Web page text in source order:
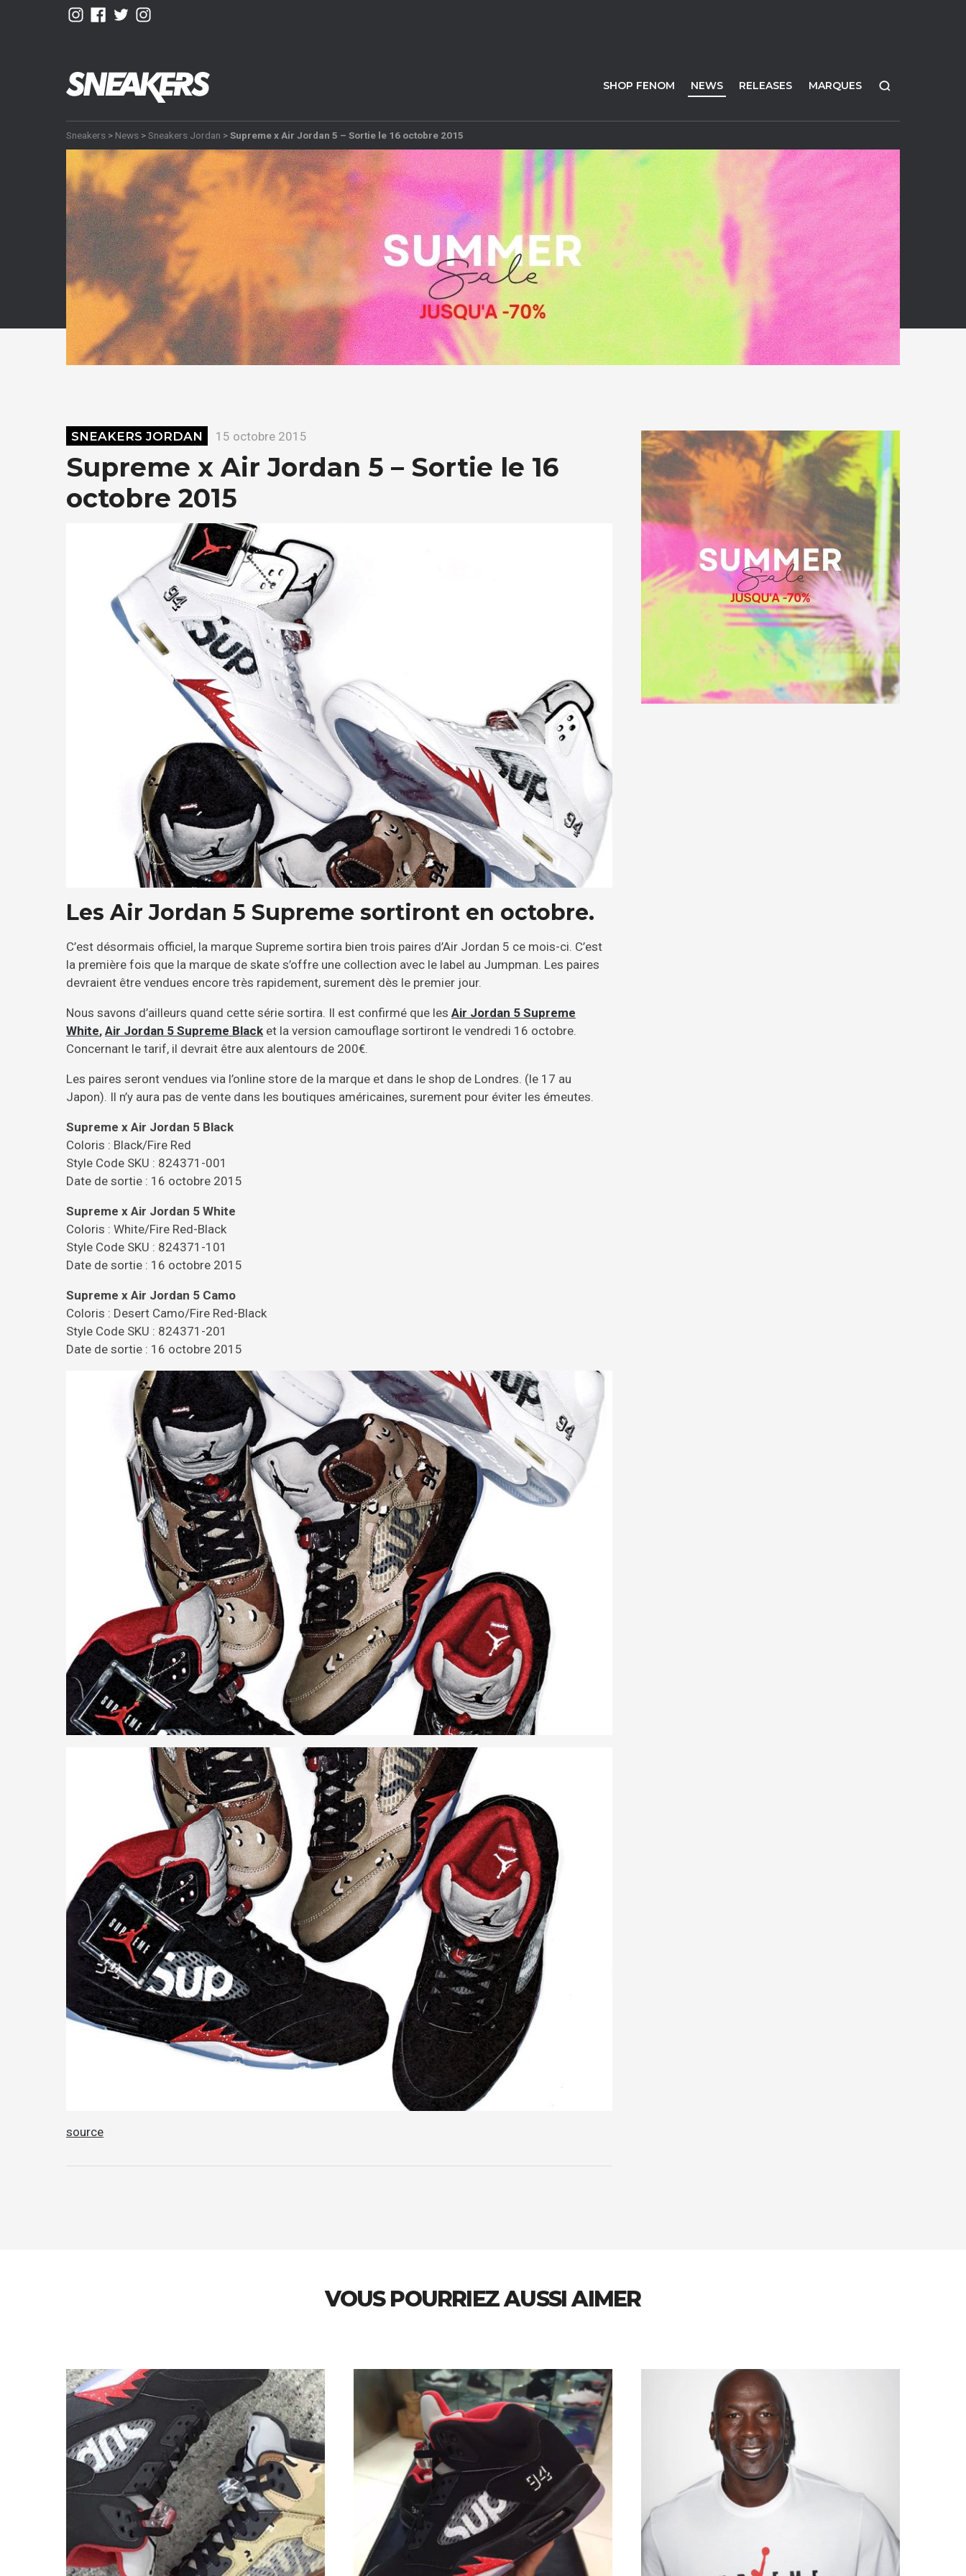
SHOP FENOM NEWS RELEASES MARQUES
Sneakers > News >Sneakers Jordan >Supreme x Air Jordan 5 – Sortie le 16 octobre 2015
SNEAKERS JORDAN 15 octobre 2015
Supreme x Air Jordan 5 – Sortie le 16
octobre 2015
Les Air Jordan 5 Supreme sortiront en octobre.
C’est désormais officiel, la marque Supreme sortira bien trois paires d’Air Jordan 5 ce mois-ci. C’est
la première fois que la marque de skate s’offre une collection avec le label au Jumpman. Les paires
devraient être vendues encore très rapidement, surement dès le premier jour.
Nous savons d’ailleurs quand cette série sortira. Il est confirmé que les Air Jordan 5 Supreme
White, Air Jordan 5 Supreme Black et la version camouflage sortiront le vendredi 16 octobre.
Concernant le tarif, il devrait être aux alentours de 200€.
Les paires seront vendues via l’online store de la marque et dans le shop de Londres. (le 17 au
Japon). Il n’y aura pas de vente dans les boutiques américaines, surement pour éviter les émeutes.
Supreme x Air Jordan 5 Black
Coloris : Black/Fire Red
Style Code SKU : 824371-001
Date de sortie : 16 octobre 2015
Supreme x Air Jordan 5 White
Coloris : White/Fire Red-Black
Style Code SKU : 824371-101
Date de sortie : 16 octobre 2015
Supreme x Air Jordan 5 Camo
Coloris : Desert Camo/Fire Red-Black
Style Code SKU : 824371-201
Date de sortie : 16 octobre 2015
source
VOUS POURRIEZ AUSSI AIMER